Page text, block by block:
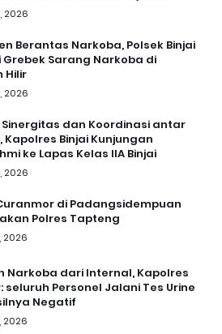
2026
Berantas Narkoba, Polsek Binjai
Grebek Sarang Narkoba di
Hilir
2026
dan Koordinasi antar
Kapolres Binjai Kunjungan
ke Lapas Kelas IIA Binjai
2026
di Padangsidempuan
Polres Tapteng
2026
Narkoba dari Internal, Kapolres
seluruh Personel Jalani Tes Urine
Negatif
2026